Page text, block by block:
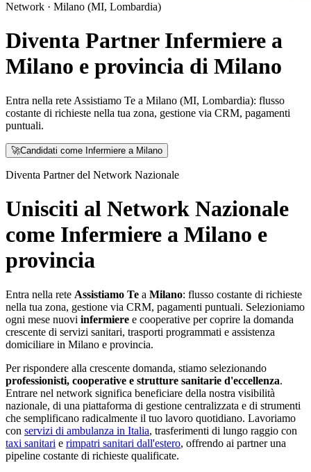
Network · Milano (MI, Lombardia)
Diventa Partner Infermiere a
Milano e provincia di Milano
Entra nella rete Assistiamo Te a Milano (MI, Lombardia): flusso
costante di richieste nella tua zona, gestione via CRM, pagamenti
puntuali.
🚀Candidati come Infermiere a Milano
Diventa Partner del Network Nazionale
Unisciti al Network Nazionale
come Infermiere a Milano e
provincia
Entra nella rete Assistiamo Te a Milano: flusso costante di richieste
nella tua zona, gestione via CRM, pagamenti puntuali. Selezioniamo
ogni mese nuovi infermiere e cooperative per coprire la domanda
crescente di servizi sanitari, trasporti programmati e assistenza
domiciliare in Milano e provincia.
Per rispondere alla crescente domanda, stiamo selezionando
professionisti, cooperative e strutture sanitarie d'eccellenza.
Entrare nel network significa beneficiare della nostra visibilità
nazionale, di una piattaforma di gestione centralizzata e di strumenti
che semplificano radicalmente il tuo lavoro quotidiano. Lavoriamo
con servizi di ambulanza in Italia, trasferimenti di lungo raggio con
taxi sanitari e rimpatri sanitari dall'estero, offrendo ai partner una
pipeline costante di richieste qualificate.